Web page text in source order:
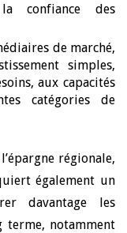
confiance des
de marché,
simples,
aux capacités
catégories de
régionale,
également un
davantage les
notamment